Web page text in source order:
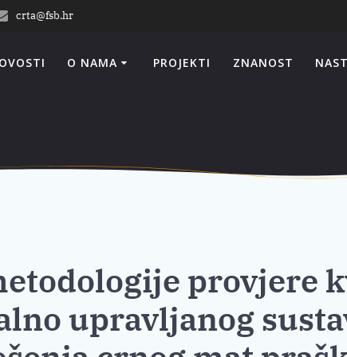
crta@fsb.hr
O NAMA PROJEKTI ZNANOST
provjere
upravljanog